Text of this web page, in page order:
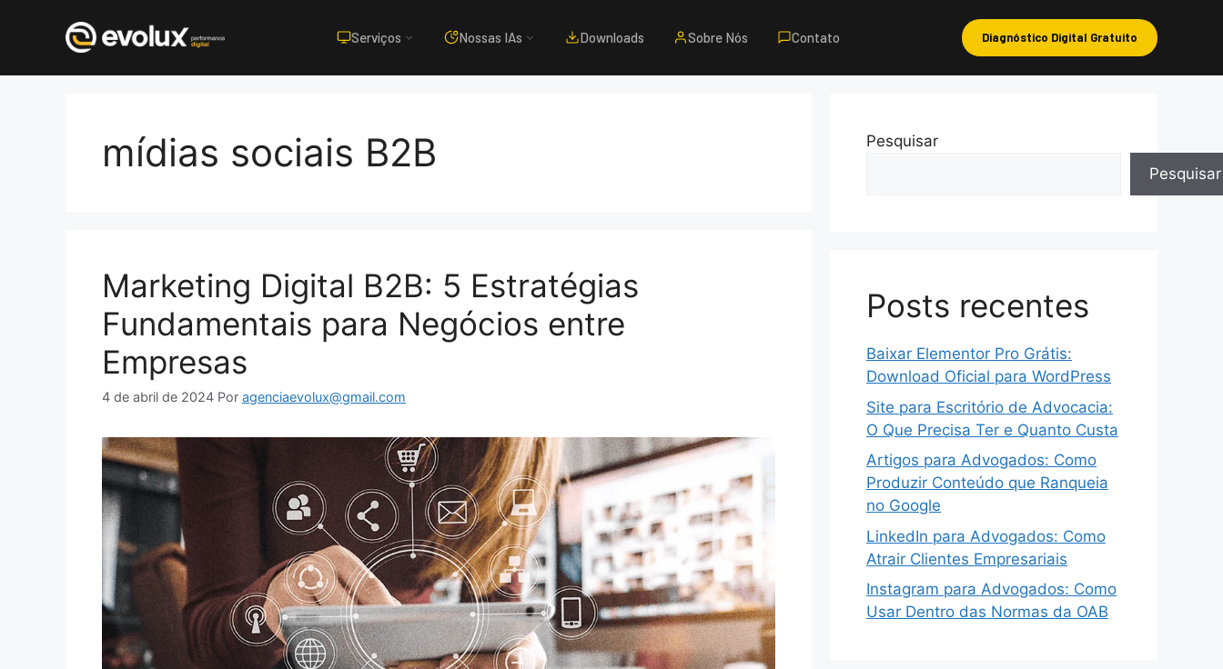
Serviços Nossas IAs Downloads Sobre Nós Contato Diagnóstico Digital Gratuito
mídias sociais B2B
Marketing Digital B2B: 5 Estratégias
Fundamentais para Negócios entre
Empresas
4 de abril de 2024 Por agenciaevolux@gmail.com
Pesquisar
Pesquisar
Posts recentes
Baixar Elementor Pro Grátis:
Download Oficial para WordPress
Site para Escritório de Advocacia:
O Que Precisa Ter e Quanto Custa
Artigos para Advogados: Como
Produzir Conteúdo que Ranqueia
no Google
LinkedIn para Advogados: Como
Atrair Clientes Empresariais
Instagram para Advogados: Como
Usar Dentro das Normas da OAB